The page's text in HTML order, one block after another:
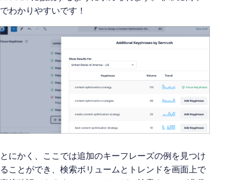
でわかりやすいです！
とにかく、ここでは追加のキーフレーズの例を見つけ
ることができ、検索ボリュームとトレンドを画面上で